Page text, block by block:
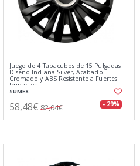
Juego de 4 Tapacubos de 15 Pulgadas
Diseño Indiana Silver, Acabado
Cromado y ABS Resistente a Fuertes
Impactos
SUMEX
58,48€ 82,04€ - 29%